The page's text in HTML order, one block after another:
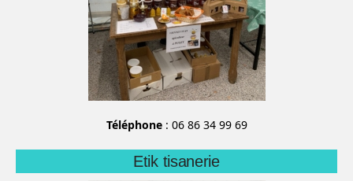
Téléphone: 06 86 34 99 69
Etik tisanerie